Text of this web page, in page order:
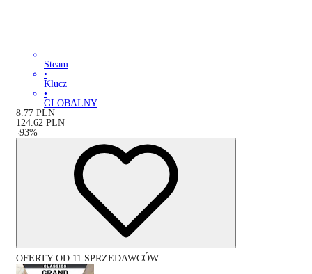
Steam
•
Klucz
•
GLOBALNY
8.77 PLN
124.62 PLN
-93%
OFERTY OD 11 SPRZEDAWCÓW